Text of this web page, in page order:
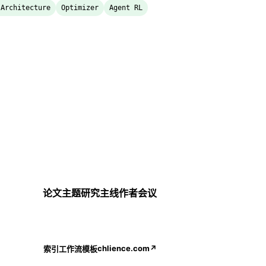
Architecture Optimizer Agent RL
论文主题研究主线作者会议
索引工作流模板chlience.com↗